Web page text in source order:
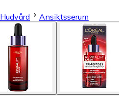
Hudvård Ansiktsserum